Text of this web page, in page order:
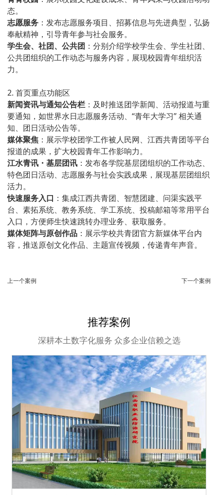
态。
志愿服务：发布志愿服务项目、招募信息与先进典型，弘扬
奉献精神，引导青年参与社会服务。
学生会、社团、公共团 ：分别介绍学校学生会、学生社团、
公共团组织的工作动态与服务内容，展现校园青年组织活
力。
2. 首页重点功能区
新闻资讯与通知公告栏：及时推送团学新闻、活动报道与重
要通知，如世界水日志愿服务活动、“青年大学习” 相关通
知、团日活动公告等。
媒体聚焦：展示学校团学工作被人民网、江西共青团等平台
报道的成果，扩大校园青年工作影响力。
江水青讯・基层团讯：发布各学院基层团组织的工作动态、
特色团日活动、志愿服务与社会实践成果，展现基层团组织
活力。
快速服务入口 ：集成江西共青团、智慧团建、问渠实践平
台、素拓系统、教务系统、学工系统、投稿邮箱等常用平台
入口，方便师生快速跳转办理业务、获取服务。
媒体矩阵与原创作品：展示学校共青团官方新媒体平台内
容，推送原创文化作品、主题宣传视频，传递青年声音。
上一个案例 下一个案例
推荐案例
深耕本土数字化服务 众多企业信赖之选